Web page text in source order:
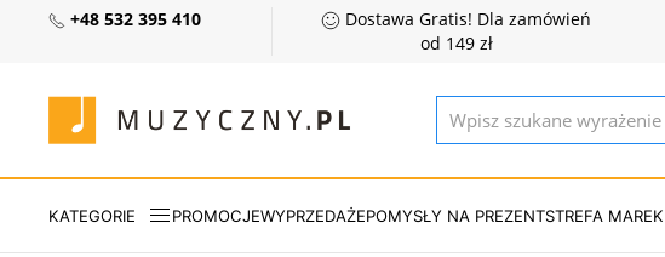
+48 532 395 410
Dostawa Gratis! Dla zamówień
od 149 zł
KATEGORIE PROMOCJEWYPRZEDAŻEPOMYSŁY NA PREZENTSTREFA MAREK